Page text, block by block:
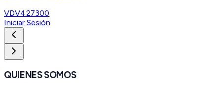
VDV427300
Iniciar Sesión
QUIENES SOMOS